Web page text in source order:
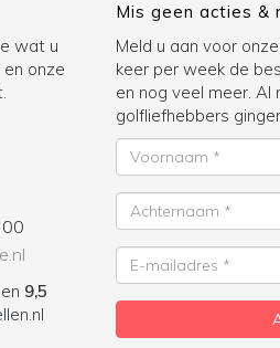
wat u
onze
9,5
Mis geen acties &
Meld u aan voor
keer per week de
en nog veel meer. Al
golfliefhebbers
Voornaam
Achternaam
E-
mailadres